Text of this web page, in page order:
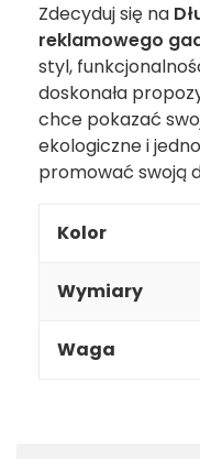
Zdecyduj się na
reklamowego
styl,
doskonała
chce pokazać
ekologiczne i
promować swoją
Kolor
Wymiary
Waga